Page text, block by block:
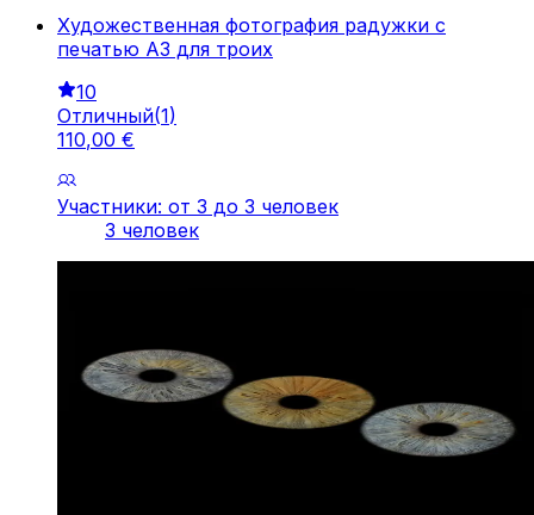
Художественная фотография радужки с
печатью A3 для троих
10
Отличный(1)
110,00 €
Участники: от 3 до 3 человек
3 человек